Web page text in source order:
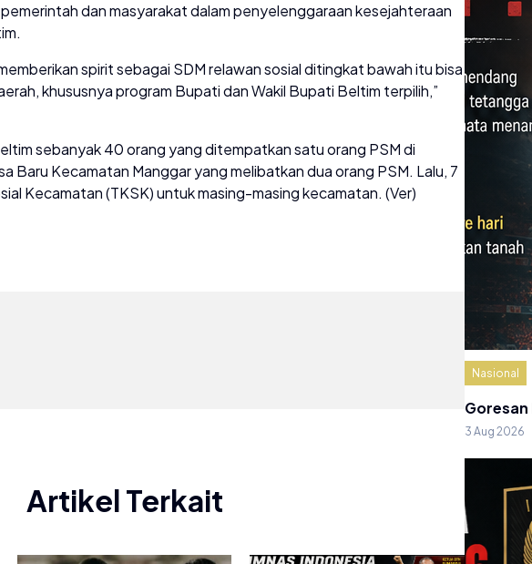
dan masyarakat dalam penyelenggaraan kesejahteraan
spirit sebagai SDM relawan sosial ditingkat bawah itu bisa
khususnya program Bupati dan Wakil Bupati Beltim terpilih,”
sebanyak 40 orang yang ditempatkan satu orang PSM di
Baru Kecamatan Manggar yang melibatkan dua orang PSM. Lalu, 7
Kecamatan (TKSK) untuk masing-masing kecamatan. (Ver)
Artikel Terkait
Nasional
Goresan
3 Aug 2026